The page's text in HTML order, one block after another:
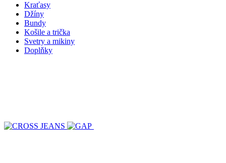
Kraťasy
Džíny
Bundy
Košile a trička
Svetry a mikiny
Doplňky